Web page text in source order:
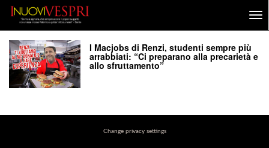
I Macjobs di Renzi, studenti sempre più
arrabbiati: “Ci preparano alla precarietà e
allo sfruttamento”
Change privacy settings